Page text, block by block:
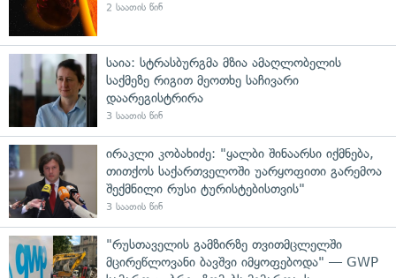
2 საათის წინ
საია: სტრასბურგმა მზია ამაღლობელის
საქმეზე რიგით მეოთხე საჩივარი
დაარეგისტრირა
3 საათის წინ
ირაკლი კობახიძე: "ყალბი შინაარსი იქმნება,
თითქოს საქართველოში უარყოფითი გარემოა
შექმნილი რუსი ტურისტებისთვის"
3 საათის წინ
"რუსთაველის გამზირზე თვითმცლელში
მცირეწლოვანი ბავშვი იმყოფებოდა" — GWP